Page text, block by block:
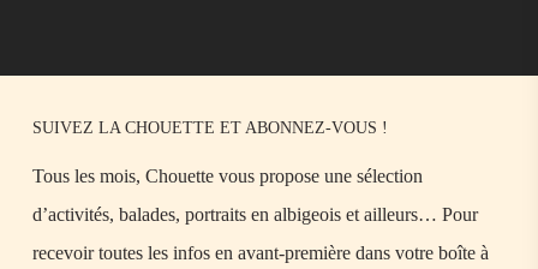
SUIVEZ LA CHOUETTE ET ABONNEZ-VOUS !
Tous les mois, Chouette vous propose une sélection
d’activités, balades, portraits en albigeois et ailleurs… Pour
recevoir toutes les infos en avant-première dans votre boîte à